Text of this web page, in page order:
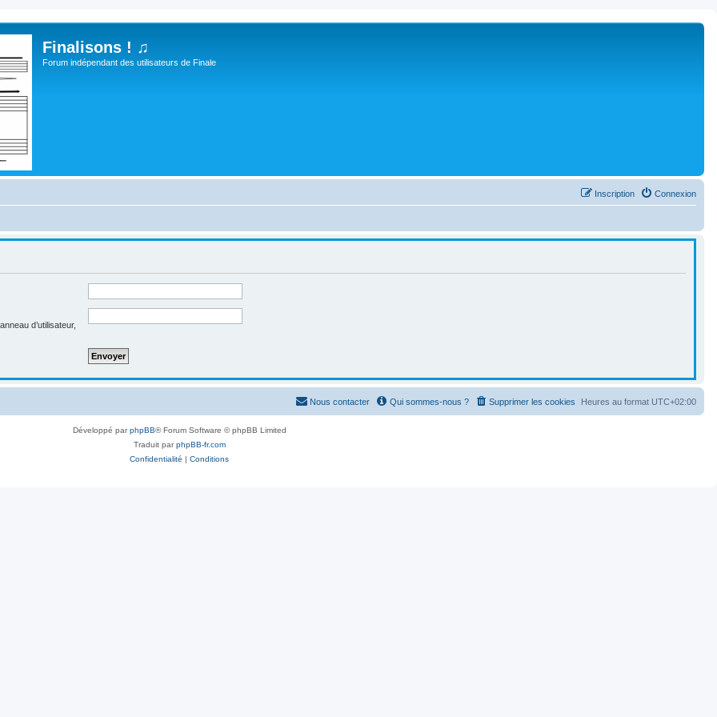
Finalisons ! ♫
Forum indépendant des utilisateurs de Finale
Connexion
Inscription
d’utilisateur,
Heures au format UTC+02:00
Supprimer les cookies
Qui sommes-nous ?
Nous contacter
Développé parphpBB® Forum Software © phpBB Limited
Traduit parphpBB-fr.com
Confidentialité | Conditions